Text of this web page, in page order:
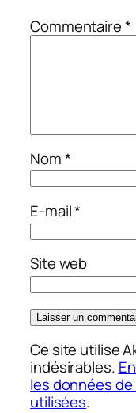
Commentaire*
Nom*
E-mail*
Site web
Ce site utilise
indésirables.
les données
utilisées.